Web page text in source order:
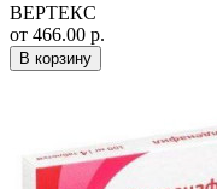
ВЕРТЕКС
от 466.00 р.
В корзину